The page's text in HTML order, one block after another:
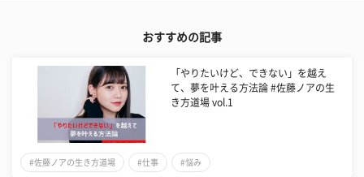
おすすめの記事
「やりたいけど、できない」を越え
て、夢を叶える方法論 #佐藤ノアの生
き方道場 vol.1
#佐藤ノアの生き方道場 #仕事 #悩み